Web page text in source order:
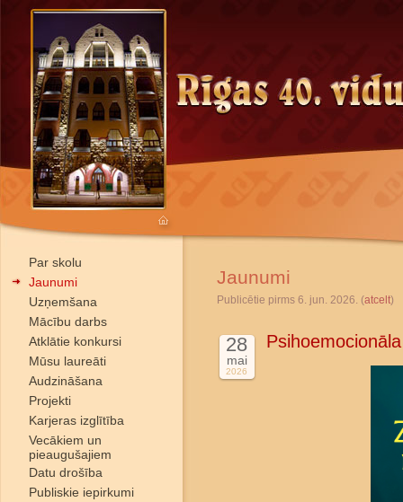
Par skolu
Jaunumi
Uzņemšana
Mācību darbs
Atklātie konkursi
Mūsu laureāti
Audzināšana
Projekti
Karjeras izglītība
Vecākiem un
pieaugušajiem
Datu drošība
Publiskie iepirkumi
Jaunumi
Publicētie pirms 6. jun. 2026. (atcelt)
28
mai
2026